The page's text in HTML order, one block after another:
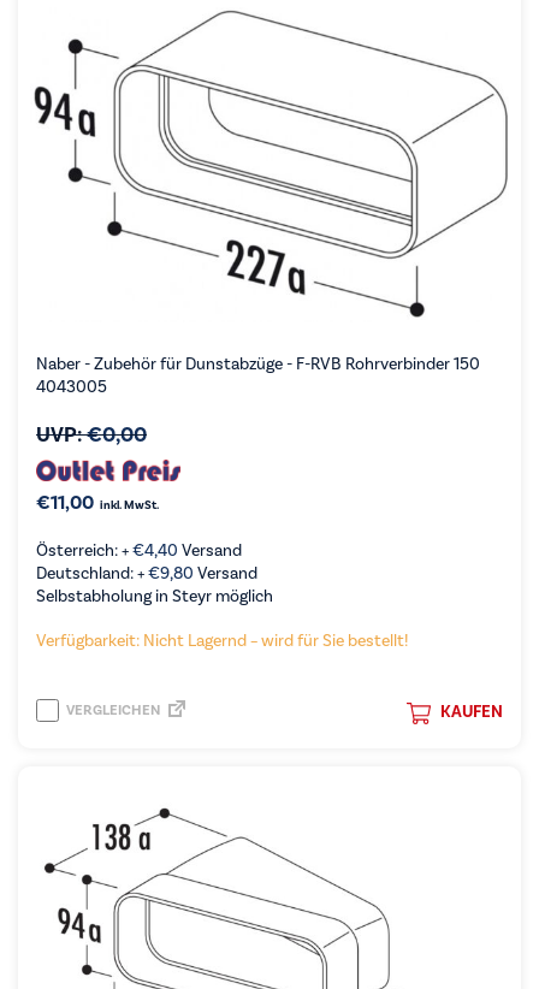
Naber - Zubehör für Dunstabzüge - F-RVB Rohrverbinder 150
4043005
UVP:€0,00
€11,00 inkl. MwSt.
Österreich: +€4,40 Versand
Deutschland: +€9,80 Versand
Selbstabholung in Steyr möglich
Verfügbarkeit: Nicht Lagernd – wird für Sie bestellt!
KAUFEN
VERGLEICHEN